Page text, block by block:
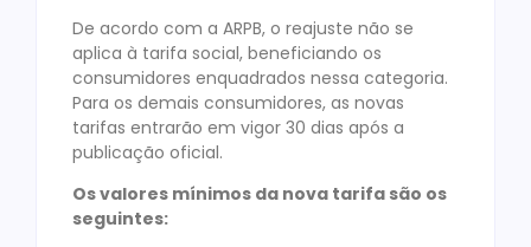
De acordo com a ARPB, o reajuste não se
aplica à tarifa social, beneficiando os
consumidores enquadrados nessa categoria.
Para os demais consumidores, as novas
tarifas entrarão em vigor 30 dias após a
publicação oficial.
Os valores mínimos da nova tarifa são os
seguintes: